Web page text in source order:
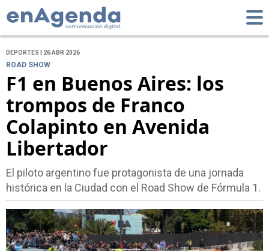
DEPORTES | 26 ABR 2026
ROAD SHOW
F1 en Buenos Aires: los
trompos de Franco
Colapinto en Avenida
Libertador
El piloto argentino fue protagonista de una jornada
histórica en la Ciudad con el Road Show de Fórmula 1.